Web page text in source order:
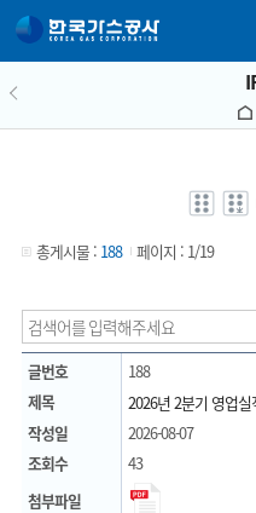
전자점자
바로보기
전자점자
다운로드
총게시물 : 188 페이지 : 1/19
글번호
188
제목
2026년 2분기 영업실
작성일
2026-08-07
조회수
43
첨부파일